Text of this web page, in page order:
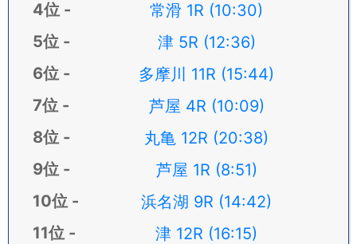
常滑 1R (10:30)
津 5R (12:36)
多摩川 11R (15:44)
芦屋 4R (10:09)
丸亀 12R (20:38)
芦屋 1R (8:51)
浜名湖 9R (14:42)
津 12R (16:15)